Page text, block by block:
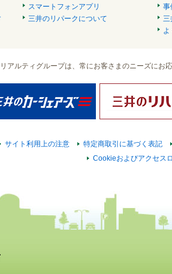
スマートフォンアプリ
三井のリパークについて
事
三
よ
アルティグループは、常にお客さまのニーズにお
サイト利用上の注意 特定商取引に基づく表記
Cookieおよびアクセス